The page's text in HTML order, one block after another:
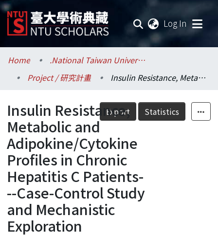
Log In
Communities & Collections
Research Outputs
Fundings & Projects
Researchers
Organizations
Statistics
Home
.National Taiwan University / 國立臺灣大學
Project / 研究計畫
Insulin Resistance, Metabolic and Adipokine/Cytokine Profiles in Chronic Hepatitis C Patients---Case-Control Study and Mechanistic Exploration
Export Statistics
Insulin Resistance,
Metabolic and
Adipokine/Cytokine
Profiles in Chronic
Hepatitis C Patients-
--Case-Control Study
and Mechanistic
Exploration